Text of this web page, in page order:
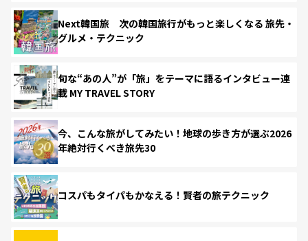
Next韓国旅 次の韓国旅行がもっと楽しくなる 旅先・
グルメ・テクニック
旬な“あの人”が「旅」をテーマに語るインタビュー連
載 MY TRAVEL STORY
今、こんな旅がしてみたい！地球の歩き方が選ぶ2026
年絶対行くべき旅先30
コスパもタイパもかなえる！賢者の旅テクニック